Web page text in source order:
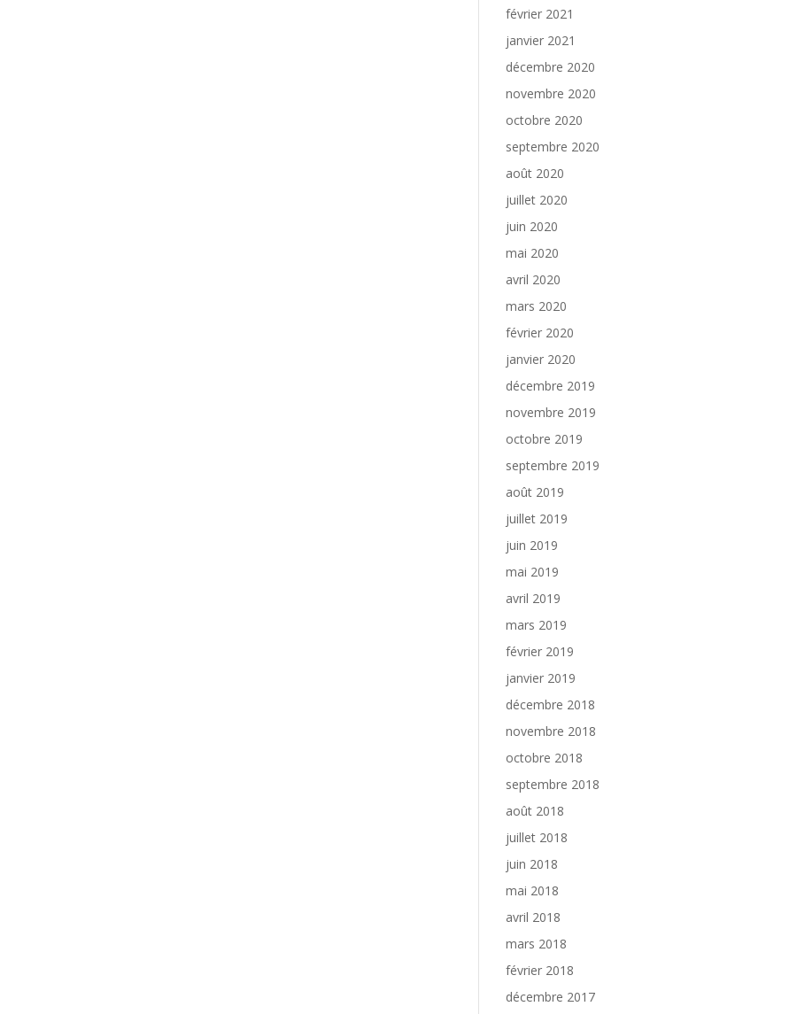
février 2021
janvier 2021
décembre 2020
novembre 2020
octobre 2020
septembre 2020
août 2020
juillet 2020
juin 2020
mai 2020
avril 2020
mars 2020
février 2020
janvier 2020
décembre 2019
novembre 2019
octobre 2019
septembre 2019
août 2019
juillet 2019
juin 2019
mai 2019
avril 2019
mars 2019
février 2019
janvier 2019
décembre 2018
novembre 2018
octobre 2018
septembre 2018
août 2018
juillet 2018
juin 2018
mai 2018
avril 2018
mars 2018
février 2018
décembre 2017